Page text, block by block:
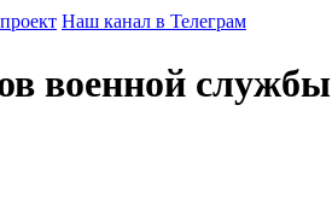
Наш канал в Телеграм
военной службы